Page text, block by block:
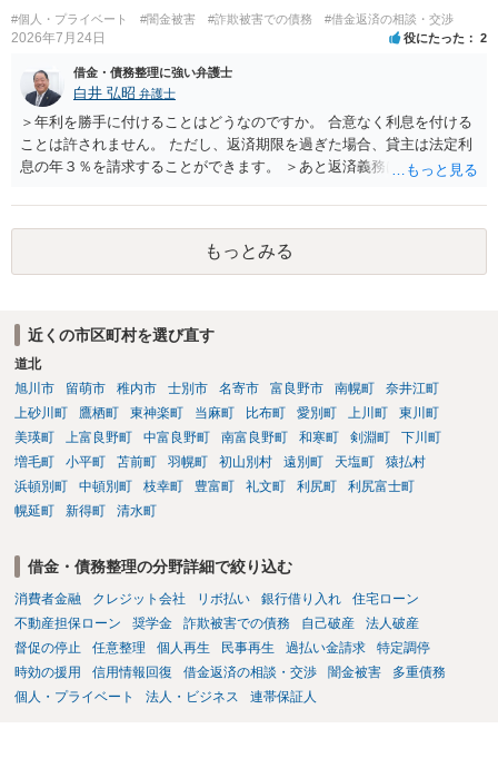
#個人・プライベート #闇金被害 #詐欺被害での債務 #借金返済の相談・交渉
2026年7月24日 役にたった 2
借金・債務整理に強い弁護士
白井 弘昭 弁護士
＞年利を勝手に付けることはどうなのですか。 合意なく利息を付ける
ことは許されません。 ただし、返済期限を過ぎた場合、貸主は法定利
息の年３％を請求することができます。 ＞あと返済義務はありますか
りたお金は返さなければいけませんし、勝手につけた利息は返済不要
です。 以上、ご参考まで。
もっとみる
近くの市区町村を選び直す
道北
旭川市
留萌市 稚内市 士別市 名寄市 富良野市 南幌町
奈井江町
上砂川町
鷹栖町 東神楽町 当麻町 比布町 愛別町 上川町
東川町
美瑛町
上富良野町 中富良野町 南富良野町 和寒町 剣淵町
下川町
増毛町
小平町 苫前町 羽幌町 初山別村 遠別町 天塩町
猿払村
浜頓別町
中頓別町 枝幸町 豊富町 礼文町 利尻町
利尻富士町
幌延町
新得町 清水町
借金・債務整理の分野詳細で絞り込む
消費者金融 クレジット会社 リボ払い 銀行借り入れ
住宅ローン
不動産担保ローン
奨学金 詐欺被害での債務 自己破産
法人破産
督促の停止
任意整理 個人再生 民事再生 過払い金請求
特定調停
時効の援用
信用情報回復 借金返済の相談・交渉 闇金被害
多重債務
個人・プライベート
法人・ビジネス 連帯保証人